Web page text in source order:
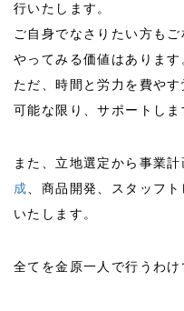
行いたします。
ご自身でなさりたい方もご
やってみる価値はあります
ただ、時間と労力を費やす
可能な限り、サポートしま
また、立地選定から事業
成 、商品開発、スタッフ
いたします。
全てを金原一人で行うわけ